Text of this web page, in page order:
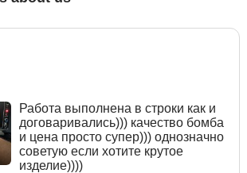
Работа выполнена в строки как и
договаривались))) качество бомба
и цена просто супер))) однозначно
советую если хотите крутое
изделие))))